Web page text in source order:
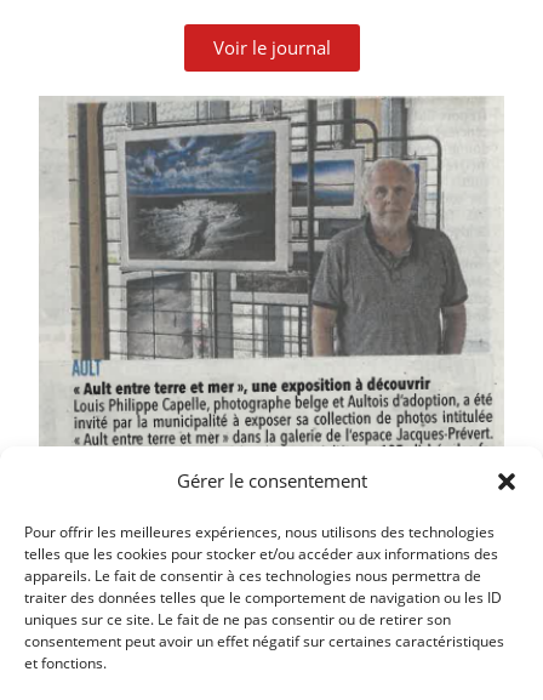
Gérer le consentement
Pour offrir les meilleures expériences, nous utilisons des technologies
telles que les cookies pour stocker et/ou accéder aux informations des
appareils. Le fait de consentir à ces technologies nous permettra de
traiter des données telles que le comportement de navigation ou les ID
uniques sur ce site. Le fait de ne pas consentir ou de retirer son
consentement peut avoir un effet négatif sur certaines caractéristiques
et fonctions.
Voir le journal
Article précédent
LE PHARE D’AULT A NOUVEAU ACCESSIBLE